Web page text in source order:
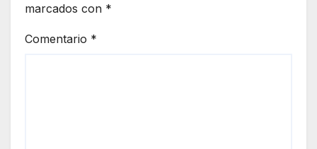
marcados con *
Comentario *